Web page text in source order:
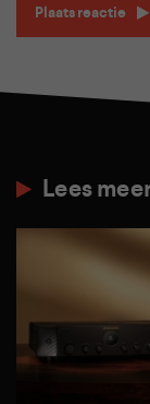
Plaats reactie
Lees